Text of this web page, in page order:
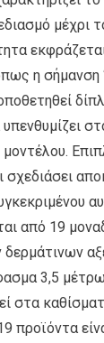
μέχρι
η
από 19
3,5
στα
προϊόντα